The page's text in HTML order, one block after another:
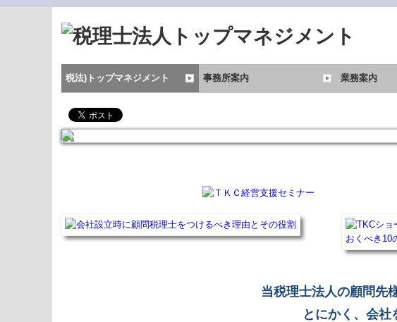
税法)トップマネジメント 事務所案内 業務案内
当税理士法人の顧問先
とにかく、会社